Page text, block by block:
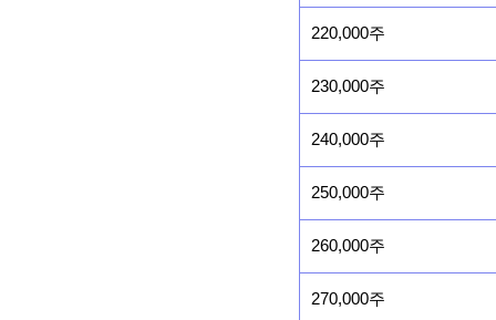
220,000주
230,000주
240,000주
250,000주
260,000주
270,000주